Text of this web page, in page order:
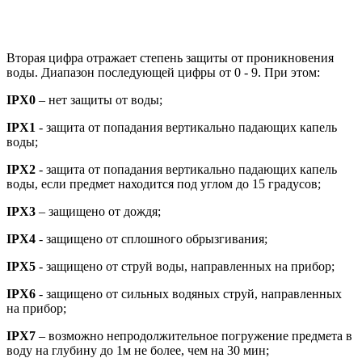
Вторая цифра отражает степень защиты от проникновения
воды. Диапазон последующей цифры от 0 - 9. При этом:
IPX0 – нет защиты от воды;
IPX1 - защита от попадания вертикально падающих капель
воды;
IPX2 - защита от попадания вертикально падающих капель
воды, если предмет находится под углом до 15 градусов;
IPX3 – защищено от дождя;
IPX4 - защищено от сплошного обрызгивания;
IPX5 - защищено от струй воды, направленных на прибор;
IPX6 - защищено от сильных водяных струй, направленных
на прибор;
IPX7 – возможно непродолжительное погружение предмета в
воду на глубину до 1м не более, чем на 30 мин;